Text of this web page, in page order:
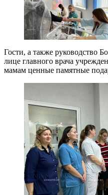
Гости, а также руководство
лице главного врача
мамам ценные памятные